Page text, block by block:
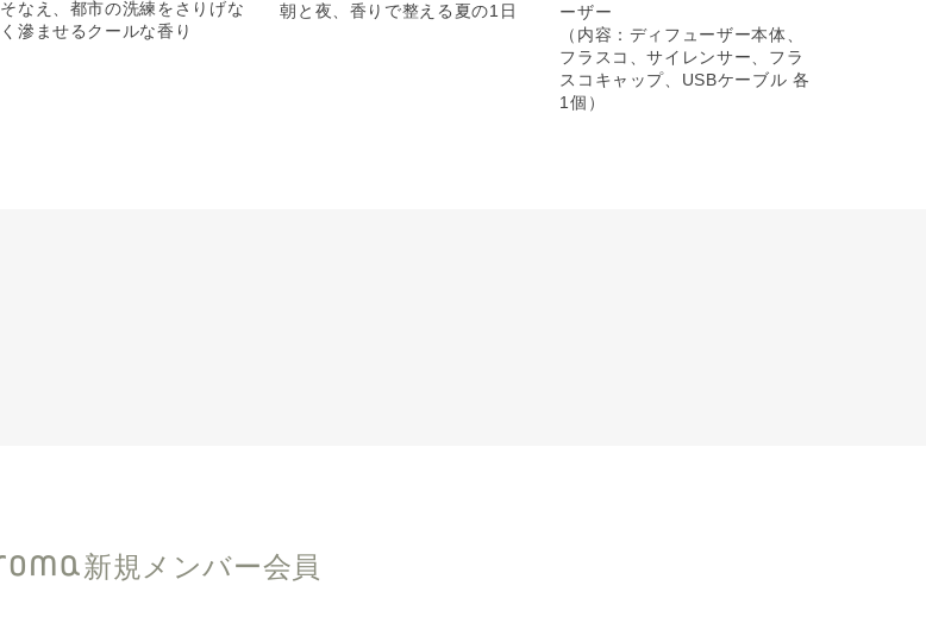
そなえ、都市の洗練をさりげな
く滲ませるクールな香り
朝と夜、香りで整える夏の1日
ーザー
（内容：ディフューザー本体、
フラスコ、サイレンサー、フラ
スコキャップ、USBケーブル 各
1個）
新規メンバー会員